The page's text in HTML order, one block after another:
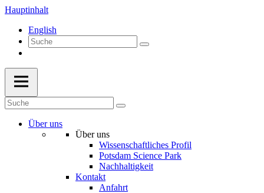
Hauptinhalt
English
Über uns
Über uns
Wissenschaftliches Profil
Potsdam Science Park
Nachhaltigkeit
Kontakt
Anfahrt